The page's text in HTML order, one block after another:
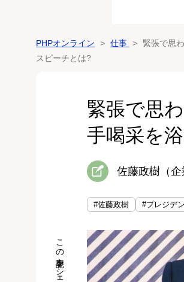
PHPオンライン 仕事
緊張で思
スピーチとは?
緊張で思
手喝采を
佐藤政樹（
#佐藤政樹 #プレジデ
この記事をシェア